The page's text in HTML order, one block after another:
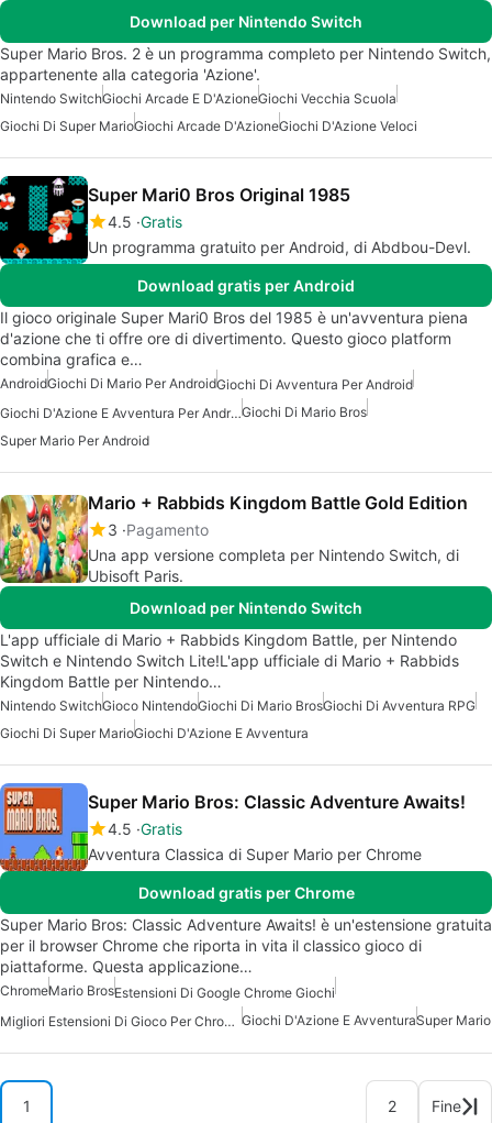
Download per Nintendo Switch
Super Mario Bros. 2 è un programma completo per Nintendo Switch,
appartenente alla categoria 'Azione'.
Nintendo SwitchGiochi Arcade E D'AzioneGiochi Vecchia Scuola
Giochi Di Super MarioGiochi Arcade D'AzioneGiochi D'Azione Veloci
Super Mari0 Bros Original 1985
4.5 Gratis
Un programma gratuito per Android, di Abdbou-Devl.
Download gratis per Android
Il gioco originale Super Mari0 Bros del 1985 è un'avventura piena
d'azione che ti offre ore di divertimento. Questo gioco platform
combina grafica e…
AndroidGiochi Di Mario Per AndroidGiochi Di Avventura Per Android
Giochi D'Azione E Avventura Per AndroidGiochi Di Mario Bros
Super Mario Per Android
Mario + Rabbids Kingdom Battle Gold Edition
3 Pagamento
Una app versione completa per Nintendo Switch, di
Ubisoft Paris.
Download per Nintendo Switch
L'app ufficiale di Mario + Rabbids Kingdom Battle, per Nintendo
Switch e Nintendo Switch Lite!L'app ufficiale di Mario + Rabbids
Kingdom Battle per Nintendo…
Nintendo SwitchGioco NintendoGiochi Di Mario BrosGiochi Di Avventura RPG
Giochi Di Super MarioGiochi D'Azione E Avventura
Super Mario Bros: Classic Adventure Awaits!
4.5 Gratis
Avventura Classica di Super Mario per Chrome
Download gratis per Chrome
Super Mario Bros: Classic Adventure Awaits! è un'estensione gratuita
per il browser Chrome che riporta in vita il classico gioco di
piattaforme. Questa applicazione…
ChromeMario BrosEstensioni Di Google Chrome Giochi
Migliori Estensioni Di Gioco Per Chrome Giochi D'Azione E AvventuraSuper Mario
1 2 Fine